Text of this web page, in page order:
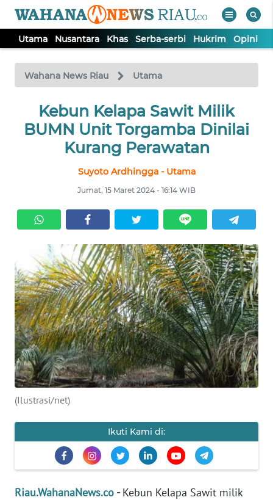
Utama Nusantara Khas Serba-serbi Hukrim Opini
Wahana News Riau Utama
Kebun Kelapa Sawit Milik
BUMN Unit Torgamba Dinilai
Kurang Perawatan
Suyoto Ardhingga - Utama
Jumat, 15 Maret 2024 - 16:14 WIB
(Ilustrasi/net)
Ikuti Kami di:
Riau.WahanaNews.co -Kebun Kelapa Sawit milik
TV
Tutup
UTAMA
NUSANTARA
SERBA-
SERBI
HUKRIM
OPINI
PERISTIWA
Informasi
INDEKS
BERITA
KAMI
IKLAN